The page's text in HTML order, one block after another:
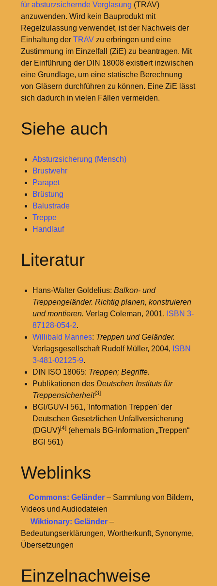
für absturzsichernde Verglasung (TRAV)
anzuwenden. Wird kein Bauprodukt mit
Regelzulassung verwendet, ist der Nachweis der
Einhaltung der TRAVzu erbringen und eine
Zustimmung im Einzelfall (ZiE) zu beantragen. Mit
der Einführung der DIN 18008 existiert inzwischen
eine Grundlage, um eine statische Berechnung
von Gläsern durchführen zu können. Eine ZiE lässt
sich dadurch in vielen Fällen vermeiden.
Siehe auch
Absturzsicherung (Mensch)
Brustwehr
Parapet
Brüstung
Balustrade
Treppe
Handlauf
Literatur
Hans-Walter Goldelius: Balkon- und
Treppengeländer. Richtig planen, konstruieren
und montieren. Verlag Coleman, 2001, ISBN 3-
87128-054-2.
Willibald Mannes: Treppen und Geländer.
Verlagsgesellschaft Rudolf Müller, 2004, ISBN
3-481-02125-9.
DIN ISO 18065: Treppen; Begriffe.
Publikationen des Deutschen Instituts für
Treppensicherheit[3]
BGI/GUV-I 561, 'Information Treppen' der
Deutschen Gesetzlichen Unfallversicherung
(DGUV)[4](ehemals BG-Information „Treppen“
BGI 561)
Weblinks
Commons: Geländer– Sammlung von Bildern,
Videos und Audiodateien
Wiktionary: Geländer–
Bedeutungserklärungen, Wortherkunft, Synonyme,
Übersetzungen
Einzelnachweise